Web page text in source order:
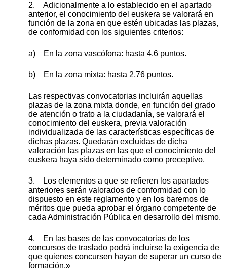
2. Adicionalmente a lo establecido en el apartado
anterior, el conocimiento del euskera se valorará en
función de la zona en que estén ubicadas las plazas,
de conformidad con los siguientes criterios:
a) En la zona vascófona: hasta 4,6 puntos.
b) En la zona mixta: hasta 2,76 puntos.
Las respectivas convocatorias incluirán aquellas
plazas de la zona mixta donde, en función del grado
de atención o trato a la ciudadanía, se valorará el
conocimiento del euskera, previa valoración
individualizada de las características específicas de
dichas plazas. Quedarán excluidas de dicha
valoración las plazas en las que el conocimiento del
euskera haya sido determinado como preceptivo.
3. Los elementos a que se refieren los apartados
anteriores serán valorados de conformidad con lo
dispuesto en este reglamento y en los baremos de
méritos que pueda aprobar el órgano competente de
cada Administración Pública en desarrollo del mismo.
4. En las bases de las convocatorias de los
concursos de traslado podrá incluirse la exigencia de
que quienes concursen hayan de superar un curso de
formación.»